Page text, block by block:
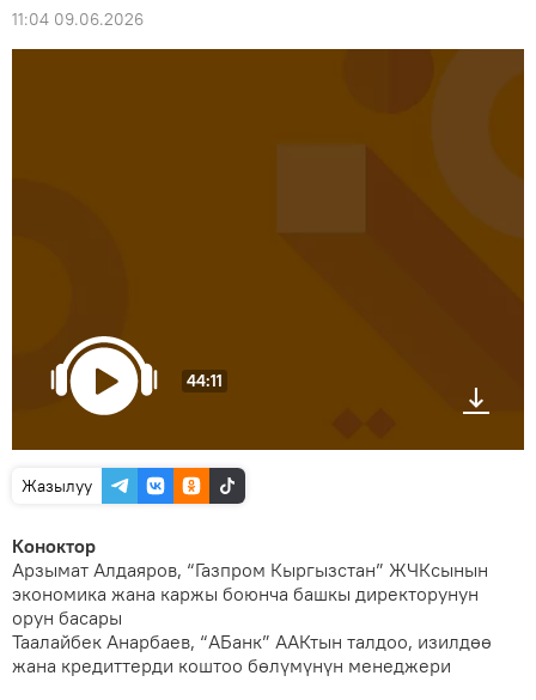
11:04 09.06.2026
44:11
Жазылуу
Коноктор
Арзымат Алдаяров, “Газпром Кыргызстан” ЖЧКсынын
экономика жана каржы боюнча башкы директорунун
орун басары
Таалайбек Анарбаев, “АБанк” ААКтын талдоо, изилдөө
жана кредиттерди коштоо бөлүмүнүн менеджери